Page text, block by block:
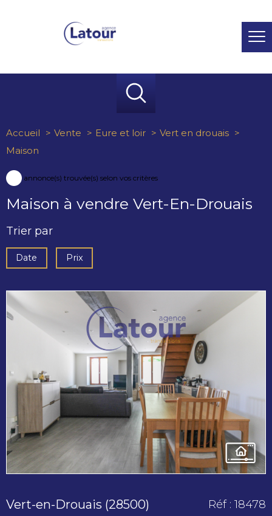
Accueil Vente Eure et loir
Vert en drouais
Maison
annonce(s) trouvée(s) selon vos critères
Maison à vendre Vert-En-Drouais
Trier par
Date Prix
voir le
bien
Vert-en-Drouais (28500)
Réf : 18478